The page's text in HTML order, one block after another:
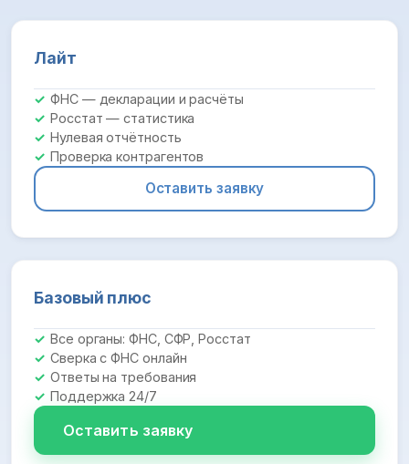
Лайт
ФНС — декларации и расчёты
Росстат — статистика
Нулевая отчётность
Проверка контрагентов
Оставить заявку
Базовый плюс
Все органы: ФНС, СФР, Росстат
Сверка с ФНС онлайн
Ответы на требования
Поддержка 24/7
Оставить заявку